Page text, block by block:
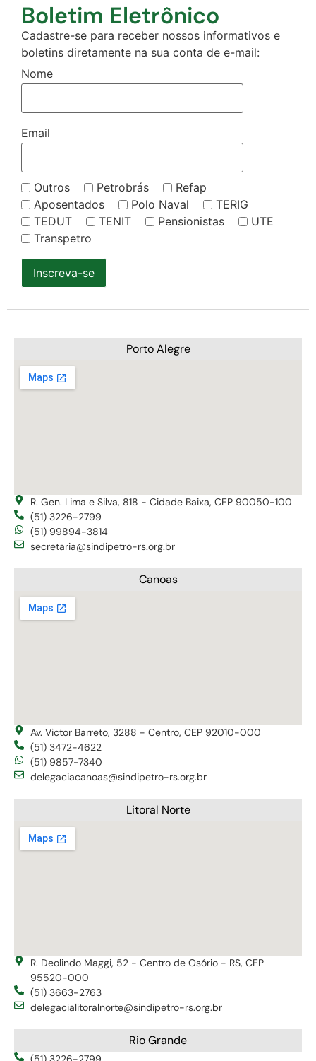
Boletim Eletrônico
Cadastre-se para receber nossos informativos e
boletins diretamente na sua conta de e-mail:
Nome
Email
Outros Petrobrás
Refap
Aposentados
Polo Naval
TERIG
TEDUT
TENIT Pensionistas
UTE
Transpetro
Inscreva-se
Porto Alegre
R. Gen. Lima e Silva, 818 - Cidade Baixa, CEP 90050-100
(51) 3226-2799
(51) 99894-3814
secretaria@sindipetro-rs.org.br
Canoas
Av. Victor Barreto, 3288 - Centro, CEP 92010-000
(51) 3472-4622
(51) 9857-7340
delegaciacanoas@sindipetro-rs.org.br
Litoral Norte
R. Deolindo Maggi, 52 - Centro de Osório - RS, CEP
95520-000
(51) 3663-2763
delegacialitoralnorte@sindipetro-rs.org.br
Rio Grande